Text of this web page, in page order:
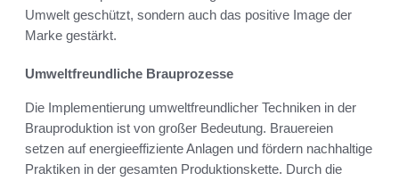
Umwelt geschützt, sondern auch das positive Image der
Marke gestärkt.
Umweltfreundliche Brauprozesse
Die Implementierung umweltfreundlicher Techniken in der
Brauproduktion ist von großer Bedeutung. Brauereien
setzen auf energieeffiziente Anlagen und fördern nachhaltige
Praktiken in der gesamten Produktionskette. Durch die